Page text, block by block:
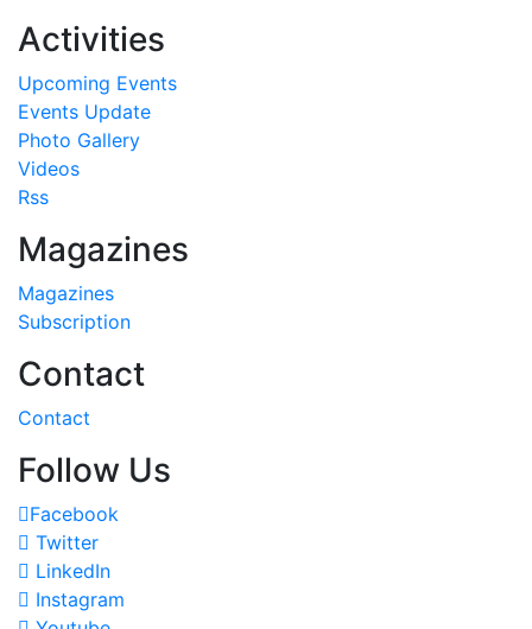
Activities
Upcoming Events
Events Update
Photo Gallery
Videos
Rss
Magazines
Magazines
Subscription
Contact
Contact
Follow Us
Facebook
Twitter
LinkedIn
Instagram